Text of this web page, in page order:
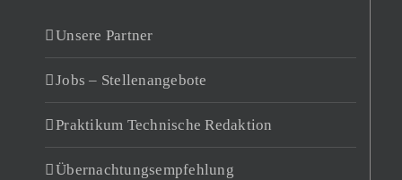
Unsere Partner
Jobs – Stellenangebote
Praktikum Technische Redaktion
Übernachtungsempfehlung